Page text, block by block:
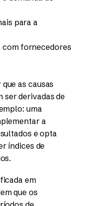
para a
com fornecedores
as causas
ser derivadas de
uma
a
e opta
índices de
em
que os